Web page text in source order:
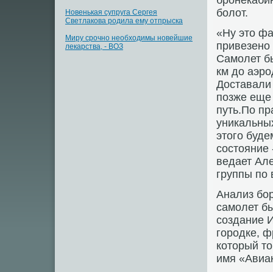
Новенькая супруга Сергея
Светлакова родила ему отпрыска
Миру срочно необходимы новейшие
лекарства, - ВОЗ
болот.
«Ну это
Самолет
км до
позже еще
путь.По
этого
ведает
группы по
Анализ
самолет
создание
городке,
который
имя